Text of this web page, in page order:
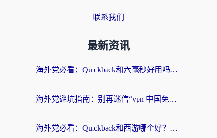
联系我们
最新资讯
海外党必看：Quickback和六毫秒好用吗？3步选对回国加速器，无缝刷国内剧玩游戏
海外党避坑指南：别再迷信“vpn 中国免费”，选对回国加速器才能无缝刷国内资源
海外党必看：Quickback和西游哪个好？3个维度教你选对回国加速器